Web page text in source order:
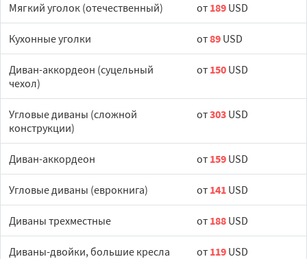
Мягкий уголок (отечественный) от 189 USD
Кухонные уголки от89 USD
Диван-аккордеон (суцельный
чехол)
от 150 USD
Угловые диваны (сложной
конструкции)
от303 USD
Диван-аккордеон от 159 USD
Угловые диваны (еврокнига) от 141 USD
Диваны трехместные от 188 USD
Диваны-двойки, большие кресла от 119 USD